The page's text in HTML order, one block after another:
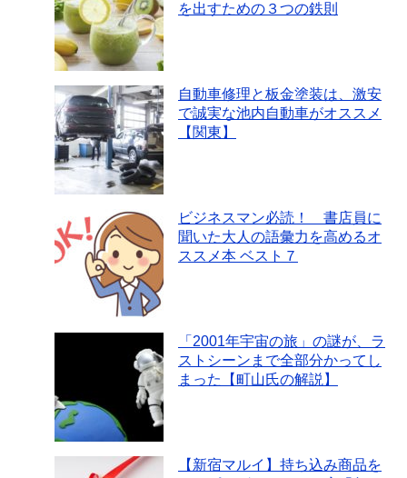
を出すための３つの鉄則
自動車修理と板金塗装は、激安
で誠実な池内自動車がオススメ
【関東】
ビジネスマン必読！ 書店員に
聞いた大人の語彙力を高めるオ
ススメ本 ベスト７
「2001年宇宙の旅」の謎が、ラ
ストシーンまで全部分かってし
まった【町山氏の解説】
【新宿マルイ】持ち込み商品を